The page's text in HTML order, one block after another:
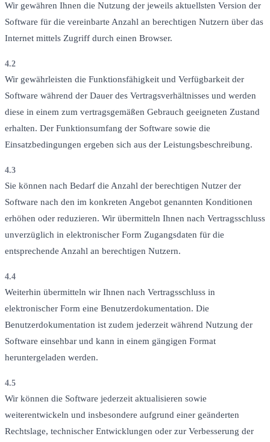
Wir gewähren Ihnen die Nutzung der jeweils aktuellsten Version der
Software für die vereinbarte Anzahl an berechtigen Nutzern über das
Internet mittels Zugriff durch einen Browser.
4.2
Wir gewährleisten die Funktionsfähigkeit und Verfügbarkeit der
Software während der Dauer des Vertragsverhältnisses und werden
diese in einem zum vertragsgemäßen Gebrauch geeigneten Zustand
erhalten. Der Funktionsumfang der Software sowie die
Einsatzbedingungen ergeben sich aus der Leistungsbeschreibung.
4.3
Sie können nach Bedarf die Anzahl der berechtigen Nutzer der
Software nach den im konkreten Angebot genannten Konditionen
erhöhen oder reduzieren. Wir übermitteln Ihnen nach Vertragsschluss
unverzüglich in elektronischer Form Zugangsdaten für die
entsprechende Anzahl an berechtigen Nutzern.
4.4
Weiterhin übermitteln wir Ihnen nach Vertragsschluss in
elektronischer Form eine Benutzerdokumentation. Die
Benutzerdokumentation ist zudem jederzeit während Nutzung der
Software einsehbar und kann in einem gängigen Format
heruntergeladen werden.
4.5
Wir können die Software jederzeit aktualisieren sowie
weiterentwickeln und insbesondere aufgrund einer geänderten
Rechtslage, technischer Entwicklungen oder zur Verbesserung der